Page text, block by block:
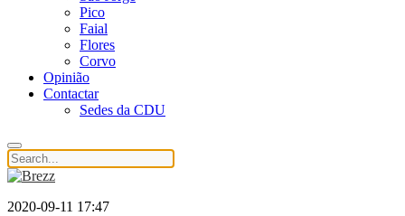
Pico
Faial
Flores
Corvo
Opinião
Contactar
Sedes da CDU
2020-09-11 17:47